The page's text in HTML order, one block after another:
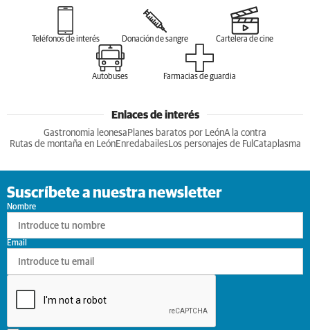
Teléfonos de interés Donación de sangre Cartelera de cine
Autobuses Farmacias de guardia
Enlaces de interés
Gastronomia leonesa Planes baratos por LeónA la contra
Rutas de montaña en LeónEnredabailesLos personajes de Ful Cataplasma
Suscríbete a nuestra newsletter
Nombre
Email